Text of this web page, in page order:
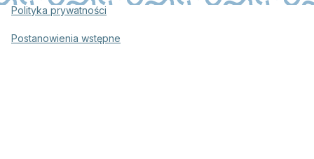
Polityka prywatności
Postanowienia wstępne